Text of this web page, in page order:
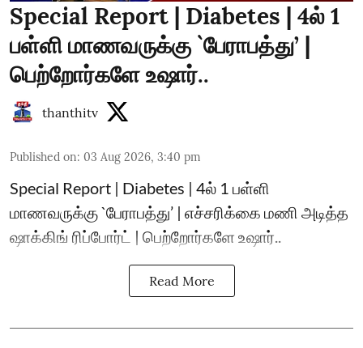
Special Report | Diabetes | 4ல் 1
பள்ளி மாணவருக்கு `பேராபத்து’ |
பெற்றோர்களே உஷார்..
thanthitv
Published on: 03 Aug 2026, 3:40 pm
Special Report | Diabetes | 4ல் 1 பள்ளி
மாணவருக்கு `பேராபத்து’ | எச்சரிக்கை மணி அடித்த
ஷாக்கிங் ரிப்போர்ட் | பெற்றோர்களே உஷார்..
Read More